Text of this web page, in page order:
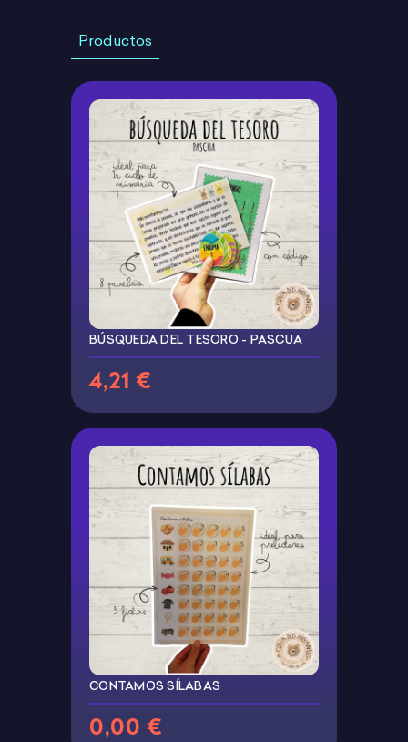
Productos
BÚSQUEDA DEL TESORO - PASCUA
4,21 €
CONTAMOS SÍLABAS
0,00 €